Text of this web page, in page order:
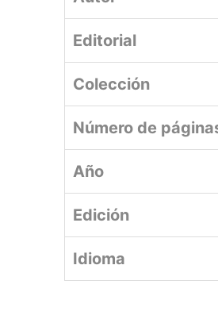
Editorial
Colección
Número de
Año
Edición
Idioma